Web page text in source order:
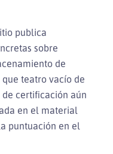
publica
sobre
de
teatro vacío de
certificación aún
en el material
puntuación en el